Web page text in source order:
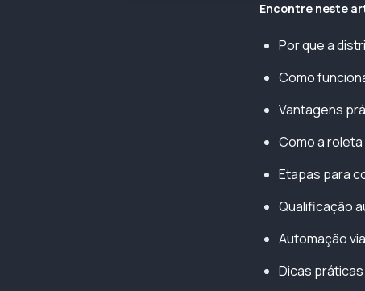
Encontre neste
Por que a
Como
Vantagens
Como a
Etapas para
Qualificação
Automação
Dicas